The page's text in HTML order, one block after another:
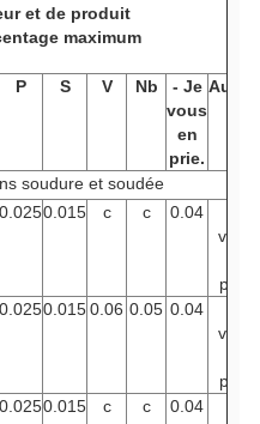
et de produit
maximum
P S V Nb
- Je
vous
en
prie.
soudure et soudée
0.0250.015 c c 0.04
vous
prie.
0.0250.0150.06 0.05 0.04
vous
prie.
0.0250.015 c c 0.04